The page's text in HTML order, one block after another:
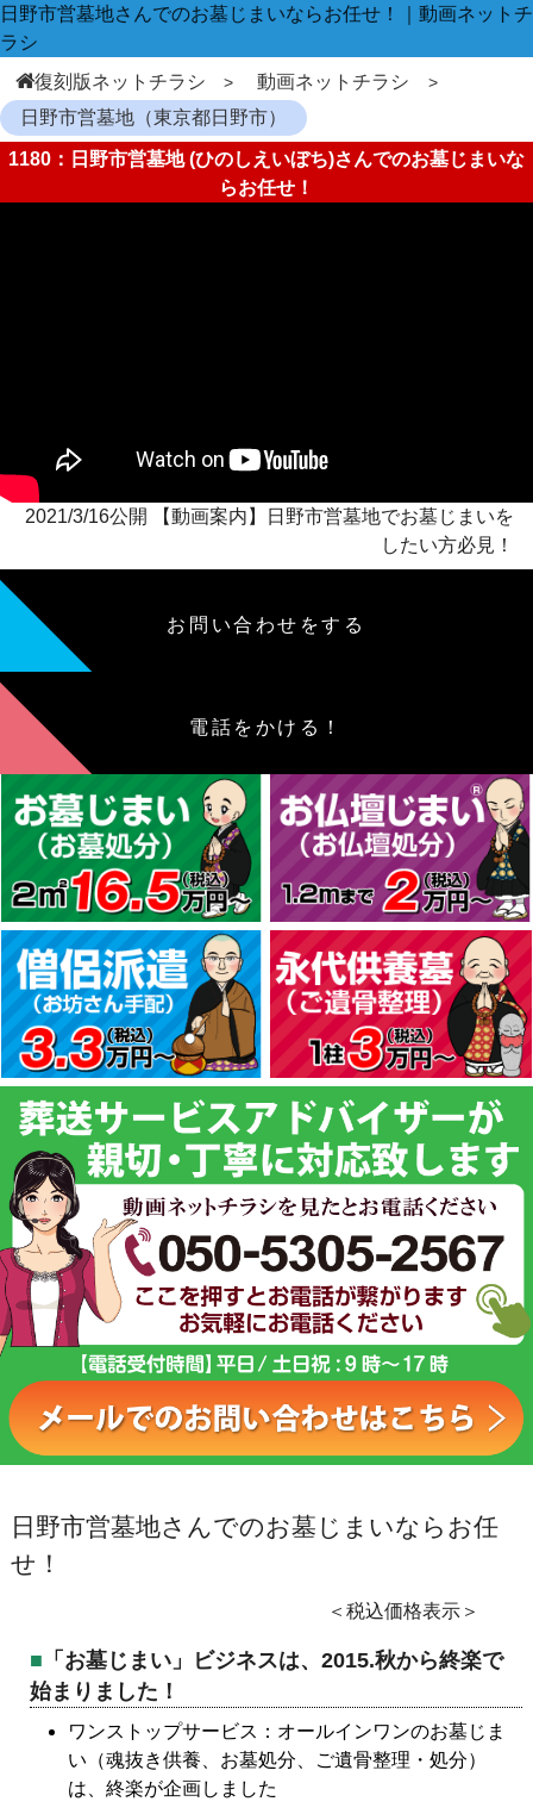
日野市営墓地さんでのお墓じまいならお任せ！｜動画ネットチ
ラシ
復刻版ネットチラシ
動画ネットチラシ
日野市営墓地（東京都日野市）
1180：日野市営墓地 (ひのしえいぼち)さんでのお墓じまいな
らお任せ！
2021/3/16公開 【動画案内】日野市営墓地でお墓じまいを
したい方必見！
お問い合わせをする
電話をかける！
日野市営墓地さんでのお墓じまいならお任
せ！
＜税込価格表示＞
「お墓じまい」ビジネスは、2015.秋から終楽で
始まりました！
ワンストップサービス：オールインワンのお墓じま
い（魂抜き供養、お墓処分、ご遺骨整理・処分）
は、終楽が企画しました